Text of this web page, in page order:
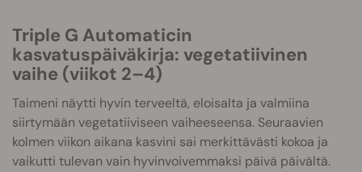
Triple G Automaticin
kasvatuspäiväkirja: vegetatiivinen
vaihe (viikot 2–4)
Taimeni näytti hyvin terveeltä, eloisalta ja valmiina
siirtymään vegetatiiviseen vaiheeseensa. Seuraavien
kolmen viikon aikana kasvini sai merkittävästi kokoa ja
vaikutti tulevan vain hyvinvoivemmaksi päivä päivältä.